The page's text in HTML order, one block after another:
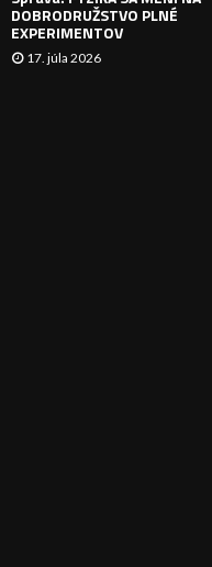
DOBRODRUŽSTVO PLNÉ
EXPERIMENTOV
17. júla 2026